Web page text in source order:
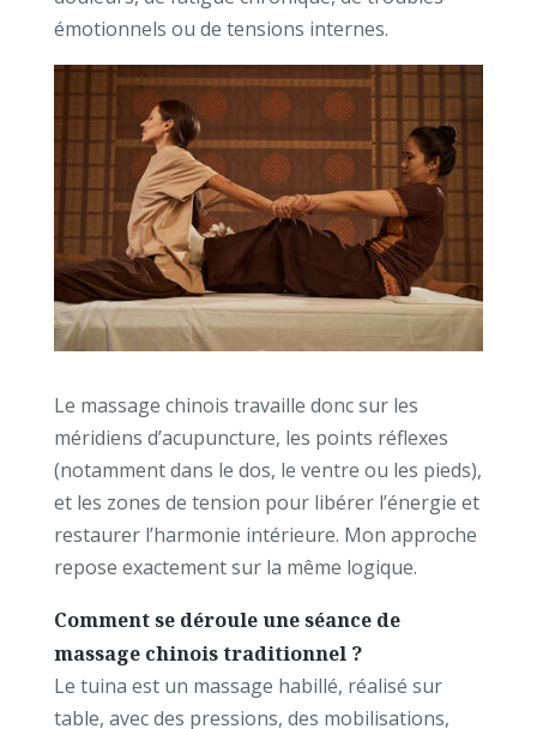
émotionnels ou de tensions internes.
Le massage chinois travaille donc sur les
méridiens d’acupuncture, les points réflexes
(notamment dans le dos, le ventre ou les pieds),
et les zones de tension pour libérer l’énergie et
restaurer l’harmonie intérieure. Mon approche
repose exactement sur la même logique.
Comment se déroule une séance de
massage chinois traditionnel ?
Le tuina est un massage habillé, réalisé sur
table, avec des pressions, des mobilisations,